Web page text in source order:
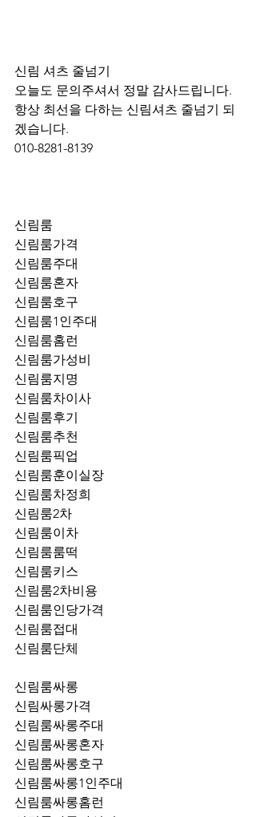
신림 셔츠 줄넘기
오늘도 문의주셔서 정말 감사드립니다.
항상 최선을 다하는 신림셔츠 줄넘기 되
겠습니다.
010-8281-8139
신림룸
신림룸가격
신림룸주대
신림룸혼자
신림룸호구
신림룸1인주대
신림룸홈런
신림룸가성비
신림룸지명
신림룸차이사
신림룸후기
신림룸추천
신림룸훈이실장
신림룸차정희
신림룸2차
신림룸이차
신림룸룸떡
신림룸키스
신림룸2차비용
신림룸인당가격
신림룸접대
신림룸단체
신림룸싸롱
신림싸롱가격
신림룸싸롱주대
신림룸싸롱혼자
신림룸싸롱호구
신림룸싸롱1인주대
신림룸싸롱홈런